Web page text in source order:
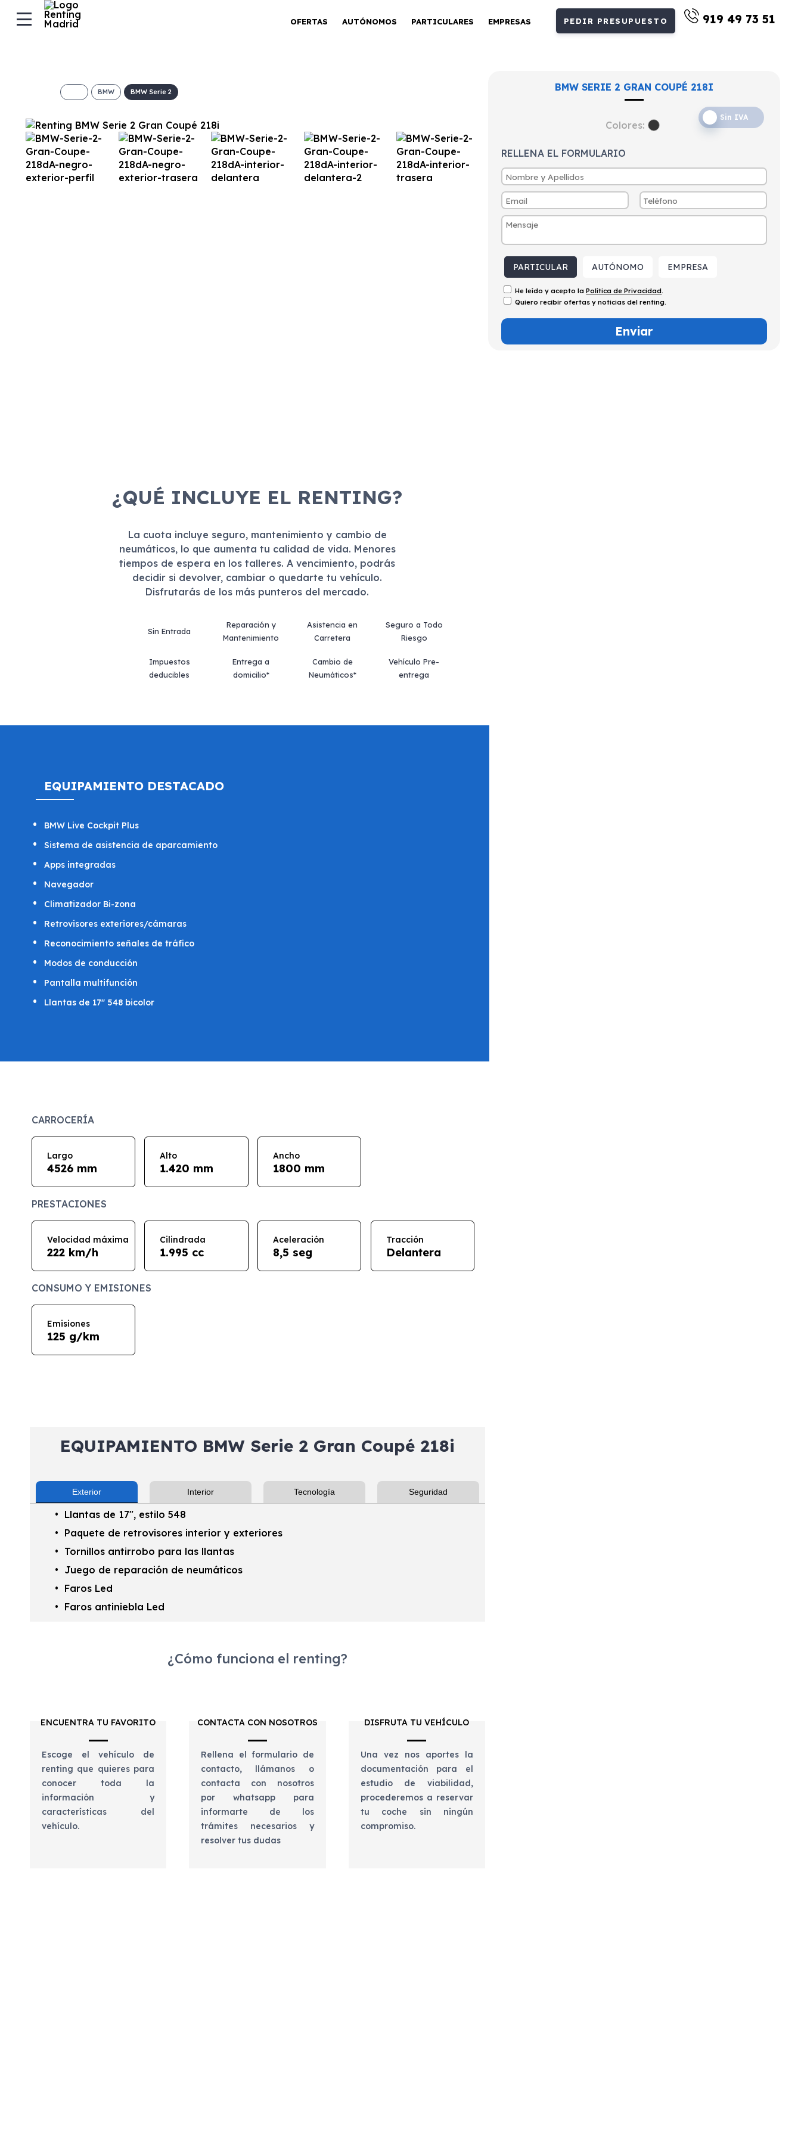
OFERTAS AUTÓNOMOS PARTICULARES EMPRESAS PEDIR PRESUPUESTO 919 49 73 51
BMW BMW Serie 2
BMW Serie 2 Gran Coupé 218i
Desde: €/Mes+ IVA
Consumo
4,8l/100km
¿QUÉ INCLUYE EL RENTING?
La cuota incluye seguro, mantenimiento y cambio de
neumáticos, lo que aumenta tu calidad de vida. Menores
tiempos de espera en los talleres. A vencimiento, podrás
decidir si devolver, cambiar o quedarte tu vehículo.
Disfrutarás de los más punteros del mercado.
Sin Entrada
Reparación y
Mantenimiento
Asistencia en
Carretera
Seguro a Todo
Riesgo
Impuestos
deducibles
Entrega a
domicilio*
Cambio de
Neumáticos*
Vehículo Pre-
entrega
EQUIPAMIENTO DESTACADO
BMW Live Cockpit Plus
Sistema de asistencia de aparcamiento
Apps integradas
Navegador
Climatizador Bi-zona
Retrovisores exteriores/cámaras
Reconocimiento señales de tráfico
Modos de conducción
Pantalla multifunción
Llantas de 17" 548 bicolor
CARROCERÍA
Largo
4526 mm
Alto
1.420 mm
Ancho
1800 mm
PRESTACIONES
Velocidad máxima
222 km/h
Cilindrada
1.995 cc
Aceleración
8,5 seg
Tracción
Delantera
CONSUMO Y EMISIONES
Emisiones
125 g/km
EQUIPAMIENTO BMW Serie 2 Gran Coupé 218i
Exterior Interior Tecnología Seguridad
Llantas de 17", estilo 548
Paquete de retrovisores interior y exteriores
Tornillos antirrobo para las llantas
Juego de reparación de neumáticos
Faros Led
Faros antiniebla Led
¿Cómo funciona el renting?
ENCUENTRA TU FAVORITO
Escoge el vehículo de
renting que quieres para
conocer toda la
información y
características del
vehículo.
CONTACTA CON NOSOTROS
Rellena el formulario de
contacto, llámanos o
contacta con nosotros
por whatsapp para
informarte de los
trámites necesarios y
resolver tus dudas
DISFRUTA TU VEHÍCULO
Una vez nos aportes la
documentación para el
estudio de viabilidad,
procederemos a reservar
tu coche sin ningún
compromiso.
BMW SERIE 2 GRAN COUPÉ 218I
Sin IVA
Colores:
RELLENA EL FORMULARIO
PARTICULAR AUTÓNOMO EMPRESA
He leído y acepto laPolítica de Privacidad.
Quiero recibir ofertas y noticias del renting.